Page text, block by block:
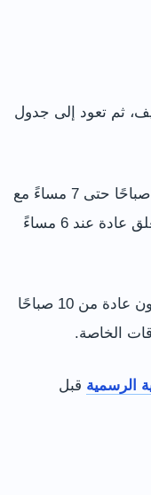
ثم تعود إلى جدول
في يوليو وأغسطس يفتح عادة من 10 صباحًا حتى 7 مساءً مع
آخر دخول عند 6 مساءً، وفي سبتمبر يغلق عادة عند 6 مساءً
الساعات القياسية في بقية الفترات تكون عادة من 10 صباحًا
الرسمية قبل